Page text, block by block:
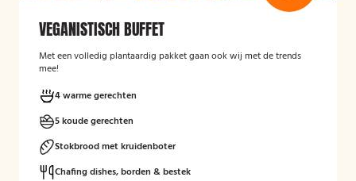
VEGANISTISCH BUFFET
Met een volledig plantaardig pakket gaan ook wij met de trends
mee!
4 warme gerechten
5 koude gerechten
Stokbrood met kruidenboter
Chafing dishes, borden & bestek